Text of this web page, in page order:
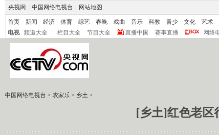
央视网 中国网络电视台 网站地图
首页 新闻 经济 体育 综艺 春晚 戏曲 音乐 科教 青少 文化
艺术
电视
频道大全 栏目大全 节目大全 直播中国 赛事直播 网络
中国网络电视台 > 农家乐 > 乡土 >
[乡土]红色老区